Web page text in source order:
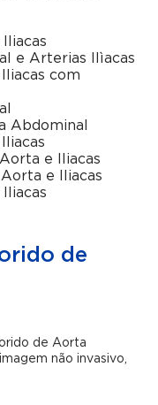
e Arterias Ilìacas
com
Abdominal
e Iliacas
e Iliacas
de
de Aorta
não invasivo,